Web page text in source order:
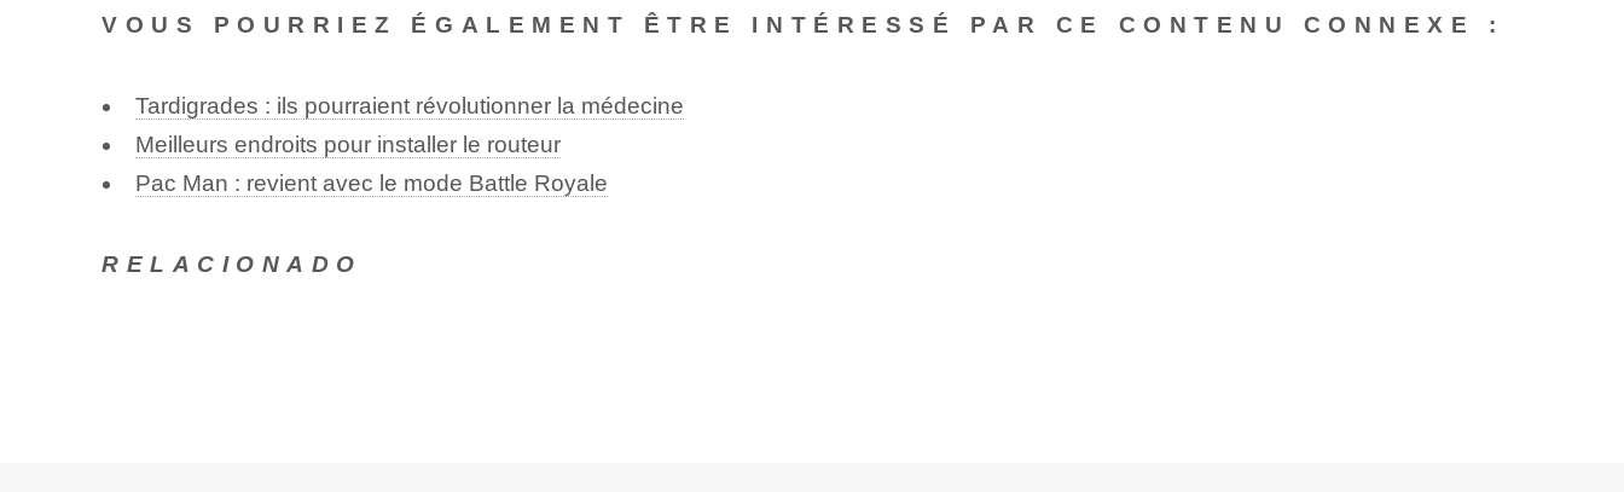
VOUS POURRIEZ ÉGALEMENT ÊTRE INTÉRESSÉ PAR CE CONTENU CONNEXE :
Tardigrades : ils pourraient révolutionner la médecine
Meilleurs endroits pour installer le routeur
Pac Man : revient avec le mode Battle Royale
RELACIONADO